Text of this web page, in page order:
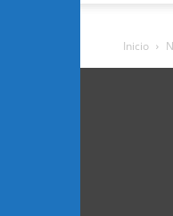
Inicio